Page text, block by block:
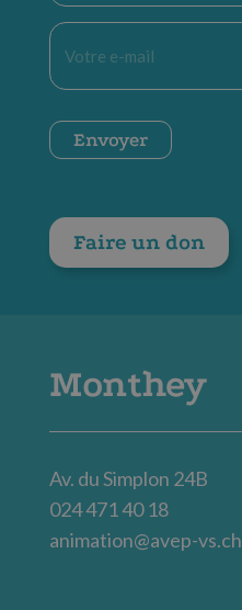
E-
mail
CAPTCHA
Envoyer
Faire un don
Monthey
Av. du Simplon 24B
024 471 40 18
animation@avep-vs.ch